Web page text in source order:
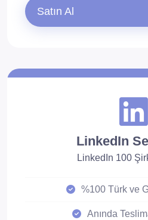
Satın Al
LinkedIn
LinkedIn 100
%100 Türk ve
Anında